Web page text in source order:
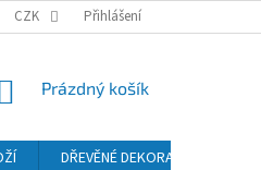
OSOBNÍCH ÚDAJŮ (GDPR)
CZK Přihlášení
NÁKUPNÍ
Prázdný košík
DŘEVĚNÉ DEKORACE